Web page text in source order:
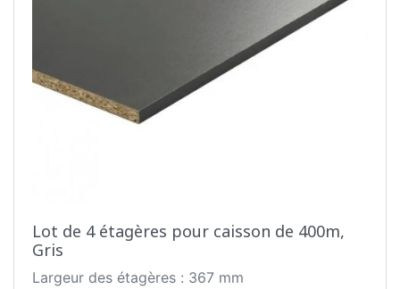
Lot de 4 étagères pour caisson de 400m,
Gris
Largeur des étagères : 367 mm